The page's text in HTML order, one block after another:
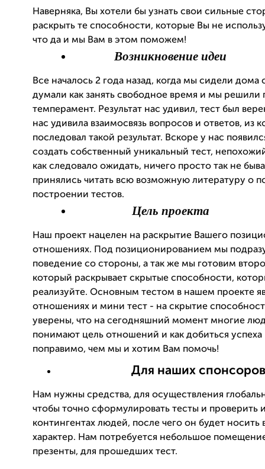
Наверняка, Вы хотели бы узнать свои сильные
раскрыть те способности, которые Вы не
что да и мы Вам в этом поможем!
Возникновение идеи
Все началось 2 года назад, когда мы сидели дома
думали как занять свободное время и мы решили
темперамент. Результат нас удивил, тест был
нас удивила взаимосвязь вопросов и ответов, из
последовал такой результат. Вскоре у нас
создать собственный уникальный тест,
как следовало ожидать, ничего просто так не
принялись читать всю возможную литературу о
построении тестов.
Цель проекта
Наш проект нацелен на раскрытие Вашего
отношениях. Под позиционированием мы
поведение со стороны, а так же мы готовим
который раскрывает скрытые способности,
реализуйте. Основным тестом в нашем проекте
отношениях и мини тест - на скрытие
уверены, что на сегодняшний момент многие
понимают цель отношений и как добиться успеха
поправимо, чем мы и хотим Вам помочь!
Для наших спонсоров
Нам нужны средства, для осуществления
чтобы точно сформулировать тесты и проверить
контингентах людей, после чего он будет носить
характер. Нам потребуется небольшое
презенты, для прошедших тест.